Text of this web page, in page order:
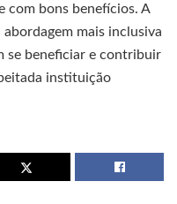
com bons benefícios. A
mais inclusiva
se beneficiar e contribuir
instituição